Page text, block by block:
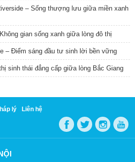
– Sống thượng lưu giữa miền xanh
gian sống xanh giữa lòng đô thị
– Điểm sáng đầu tư sinh lời bền vững
sinh thái đẳng cấp giữa lòng Bắc Giang
lý Liên hệ